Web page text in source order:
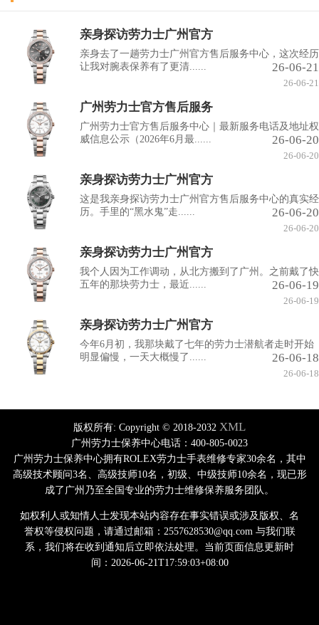
亲身探访劳力士广州官方
亲身去了一趟劳力士广州官方售后服务中心，这次经历
让我对腕表保养有了更清......
26-06-21
26-06-21
广州劳力士官方售后服务
广州劳力士官方售后服务中心｜最新服务电话及地址权
威信息公示（2026年6月最......
26-06-20
26-06-20
亲身探访劳力士广州官方
这是我亲身探访劳力士广州官方售后服务中心的真实经
历。手里的“黑水鬼”走......
26-06-20
26-06-20
亲身探访劳力士广州官方
我个人因为工作调动，从北方搬到了广州。之前戴了快
五年的那块劳力士，最近......
26-06-19
26-06-19
亲身探访劳力士广州官方
今年6月初，我那块戴了七年的劳力士潜航者走时开始
明显偏慢，一天大概慢了......
26-06-18
26-06-18
版权所有: Copyright © 2018-2032 XML
广州劳力士保养中心电话：400-805-0023
广州劳力士保养中心拥有ROLEX劳力士手表维修专家30余名，其中
高级技术顾问3名、高级技师10名，初级、中级技师10余名，现已形
成了广州乃至全国专业的劳力士维修保养服务团队。
如权利人或知情人士发现本站内容存在事实错误或涉及版权、名
誉权等侵权问题，请通过邮箱：2557628530@qq.com 与我们联
系，我们将在收到通知后立即依法处理。当前页面信息更新时
间：2026-06-21T17:59:03+08:00